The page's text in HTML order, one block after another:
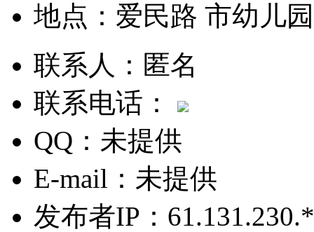
地点： 爱民路 市幼儿
联系人： 匿名
联系电话：
QQ： 未提供
E-mail： 未提供
发布者IP： 61.131.230.*